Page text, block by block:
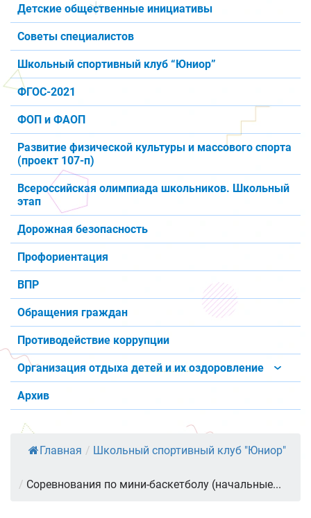
Детские общественные инициативы
Советы специалистов
Школьный спортивный клуб “Юниор”
ФГОС-2021
ФОП и ФАОП
Развитие физической культуры и массового спорта
(проект 107-п)
Всероссийская олимпиада школьников. Школьный
этап
Дорожная безопасность
Профориентация
ВПР
Обращения граждан
Противодействие коррупции
Организация отдыха детей и их оздоровление
Архив
Главная / Школьный спортивный клуб "Юниор"
/ Соревнования по мини-баскетболу (начальные...